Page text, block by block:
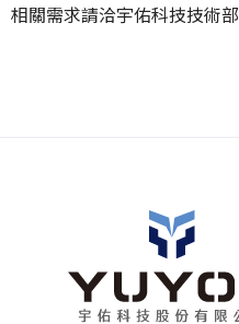
相關需求請洽宇佑科技技術部